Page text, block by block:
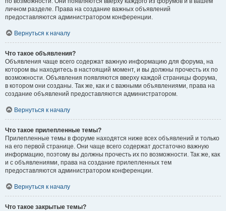
личном разделе. Права на создание важных объявлений
предоставляются администратором конференции.
Вернуться к началу
Что такое объявления?
Объявления чаще всего содержат важную информацию для форума, на
котором вы находитесь в настоящий момент, и вы должны прочесть их по
возможности. Объявления появляются вверху каждой страницы форума,
в котором они созданы. Так же, как и с важными объявлениями, права на
создание объявлений предоставляются администратором.
Вернуться к началу
Что такое прилепленные темы?
Прилепленные темы в форуме находятся ниже всех объявлений и только
на его первой странице. Они чаще всего содержат достаточно важную
информацию, поэтому вы должны прочесть их по возможности. Так же, как
и с объявлениями, права на создание прилепленных тем
предоставляются администратором конференции.
Вернуться к началу
Что такое закрытые темы?